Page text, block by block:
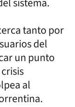
tanto por
del
un punto
al